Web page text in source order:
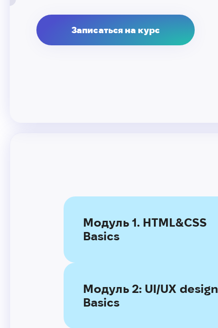
Записаться на курс
Модуль 1. HTML&CSS
Basics
Модуль 2: UI/UX design
Basics